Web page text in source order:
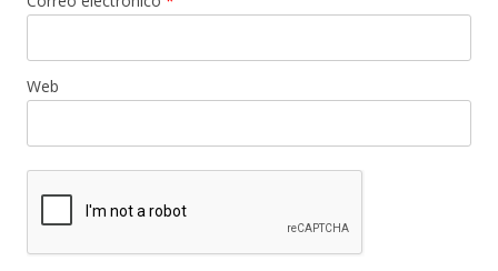
Web